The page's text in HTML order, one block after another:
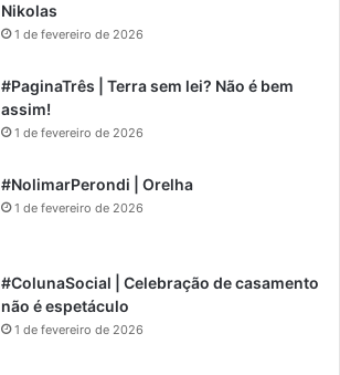
Nikolas
1 de fevereiro de 2026
#PaginaTrês | Terra sem lei? Não é bem
assim!
1 de fevereiro de 2026
#NolimarPerondi | Orelha
1 de fevereiro de 2026
#ColunaSocial | Celebração de casamento
não é espetáculo
1 de fevereiro de 2026